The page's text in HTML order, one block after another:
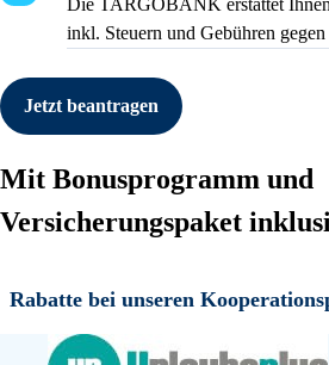
inkl. Steuern und Gebühren
Jetzt beantragen
Mit Bonusprogramm und
Versicherungspaket
Rabatte bei unseren